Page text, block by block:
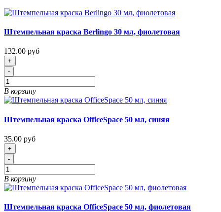
Штемпельная краска Berlingo 30 мл, фиолетовая
132.00 руб
+
-
В корзину
Штемпельная краска OfficeSpace 50 мл, синяя
35.00 руб
+
-
В корзину
Штемпельная краска OfficeSpace 50 мл, фиолетовая